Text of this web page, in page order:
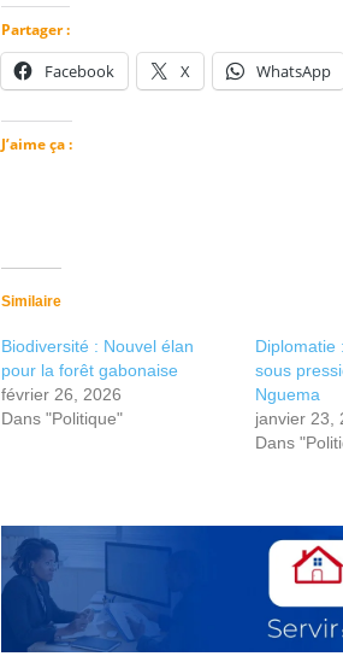
Partager :
Facebook X WhatsApp
J’aime ça :
Similaire
Biodiversité : Nouvel élan
pour la forêt gabonaise
février 26, 2026
Dans "Politique"
Diplomatie
sous
Nguema
janvier 23,
Dans